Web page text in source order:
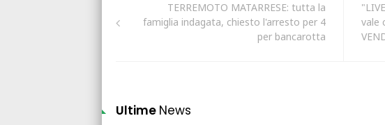
TERREMOTO MATARRESE: tutta la
famiglia indagata, chiesto l'arresto per 4
per bancarotta
vale
Ultime News